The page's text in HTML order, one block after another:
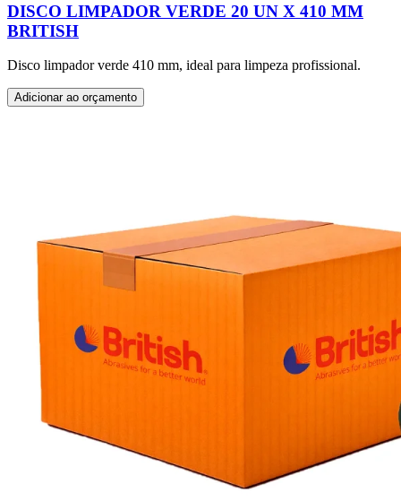
DISCO LIMPADOR VERDE 20 UN X 410 MM
BRITISH
Disco limpador verde 410 mm, ideal para limpeza profissional.
Adicionar ao orçamento